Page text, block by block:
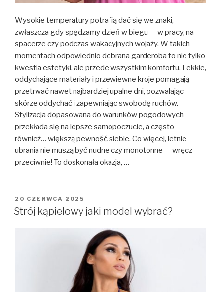
Wysokie temperatury potrafią dać się we znaki,
zwłaszcza gdy spędzamy dzień w biegu — w pracy, na
spacerze czy podczas wakacyjnych wojaży. W takich
momentach odpowiednio dobrana garderoba to nie tylko
kwestia estetyki, ale przede wszystkim komfortu. Lekkie,
oddychające materiały i przewiewne kroje pomagają
przetrwać nawet najbardziej upalne dni, pozwalając
skórze oddychać i zapewniając swobodę ruchów.
Stylizacja dopasowana do warunków pogodowych
przekłada się na lepsze samopoczucie, a często
również… większą pewność siebie. Co więcej, letnie
ubrania nie muszą być nudne czy monotonne — wręcz
przeciwnie! To doskonała okazja, …
OPUBLIKOWANE
W
20 CZERWCA 2025
Strój kąpielowy jaki model wybrać?